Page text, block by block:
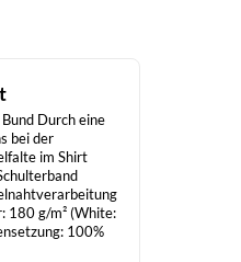
Durch eine
bei der
im Shirt
180 g/m² (White:
100%
/ 1%